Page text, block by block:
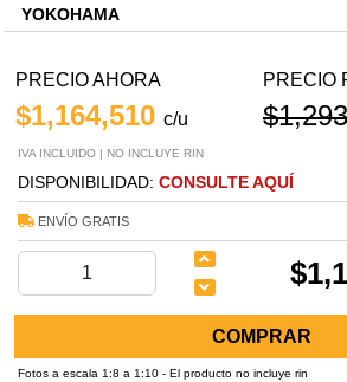
YOKOHAMA
PRECIO AHORA
$1,164,510 c/u
PRECIO
IVA INCLUIDO | NO INCLUYE RIN
DISPONIBILIDAD: CONSULTE AQUÍ
ENVÍO GRATIS
COMPRAR
Fotos a escala 1:8 a 1:10 - El producto no incluye rin